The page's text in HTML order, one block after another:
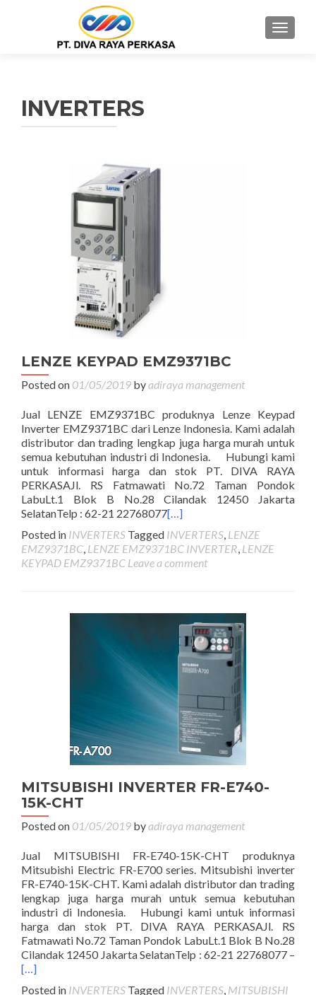
MENU
INVERTERS
LENZE KEYPAD EMZ9371BC
Posted on01/05/2019 byadiraya management
Jual LENZE EMZ9371BC produknya Lenze Keypad
Inverter EMZ9371BC dari Lenze Indonesia. Kami adalah
distributor dan trading lengkap juga harga murah untuk
semua kebutuhan industri di Indonesia. Hubungi kami
untuk informasi harga dan stok PT. DIVA RAYA
PERKASAJl. RS Fatmawati No.72 Taman Pondok
LabuLt.1 Blok B No.28 Cilandak 12450 Jakarta
SelatanTelp : 62-21 22768077[…]
Posted in INVERTERS Tagged INVERTERS, LENZE
EMZ9371BC, LENZE EMZ9371BC INVERTER, LENZE
KEYPAD EMZ9371BC Leave a comment
MITSUBISHI INVERTER FR-E740-
15K-CHT
Posted on01/05/2019 byadiraya management
Jual MITSUBISHI FR-E740-15K-CHT produknya
Mitsubishi Electric FR-E700 series. Mitsubishi inverter
FR-E740-15K-CHT. Kami adalah distributor dan trading
lengkap juga harga murah untuk semua kebutuhan
industri di Indonesia. Hubungi kami untuk informasi
harga dan stok PT. DIVA RAYA PERKASAJl. RS
Fatmawati No.72 Taman Pondok LabuLt.1 Blok B No.28
Cilandak 12450 Jakarta SelatanTelp : 62-21 22768077 –
[…]
Posted in INVERTERS Tagged INVERTERS, MITSUBISHI